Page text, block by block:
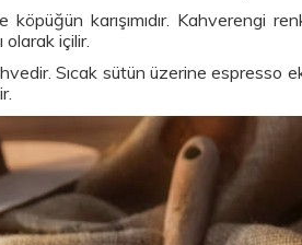
karışımıdır. Kahverengi
olarak içilir.
Sıcak sütün üzerine espresso